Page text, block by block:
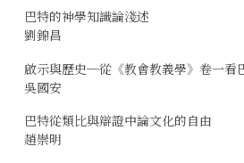
巴特的神學知識論淺述
劉錦昌
啟示與歷史─從《教會教義學》卷一看
吳國安
巴特從類比與辯證中論文化的自由
趙崇明